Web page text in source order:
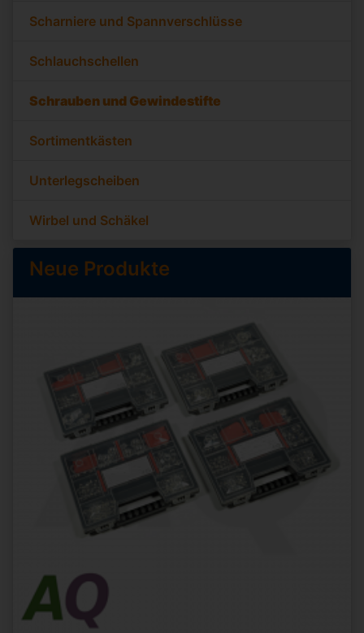
Scharniere und Spannverschlüsse
Schlauchschellen
Schrauben und Gewindestifte
Sortimentkästen
Unterlegscheiben
Wirbel und Schäkel
Neue Produkte